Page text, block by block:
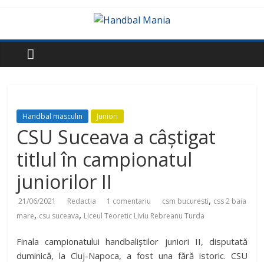
Handbal masculin Juniori
CSU Suceava a câștigat
titlul în campionatul
juniorilor II
21/06/2021 Redactia 1 comentariu csm bucuresti, css 2 baia
mare, csu suceava, Liceul Teoretic Liviu Rebreanu Turda
Finala campionatului handbaliștilor juniori II, disputată
duminică, la Cluj-Napoca, a fost una fără istoric. CSU